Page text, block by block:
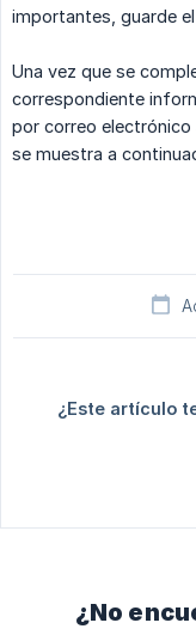
importantes, guarde
Una vez que se
correspondiente
por correo
se muestra a
¿Este artículo
¿No